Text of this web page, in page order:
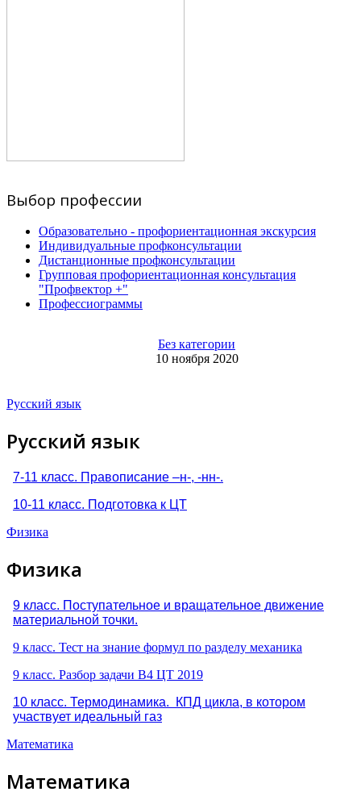
Выбор профессии
Образовательно - профориентационная экскурсия
Индивидуальные профконсультации
Дистанционные профконсультации
Групповая профориентационная консультация
"Профвектор +"
Профессиограммы
Без категории
10 ноября 2020
Русский язык
Русский язык
7-11 класс. Правописание –н-, -нн-.
10-11 класс. Подготовка к ЦТ
Физика
Физика
9 класс. Поступательное и вращательное движение
материальной точки.
9 класс. Тест на знание формул по разделу механика
9 класс. Разбор задачи B4 ЦТ 2019
10 класс. Термодинамика. КПД цикла, в котором
участвует идеальный газ
Математика
Математика